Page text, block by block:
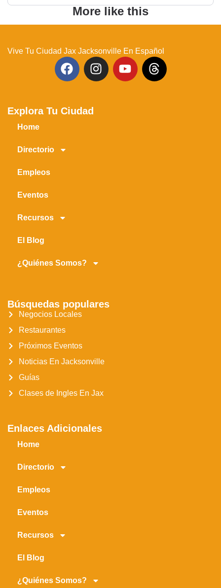
More like this
Vive Tu Ciudad Jax Jacksonville En Español
Explora Tu Ciudad
Home
Directorio
Empleos
Eventos
Recursos
El Blog
¿Quiénes Somos?
Búsquedas populares
Negocios Locales
Restaurantes
Próximos Eventos
Noticias En Jacksonville
Guías
Clases de Ingles En Jax
Enlaces Adicionales
Home
Directorio
Empleos
Eventos
Recursos
El Blog
¿Quiénes Somos?